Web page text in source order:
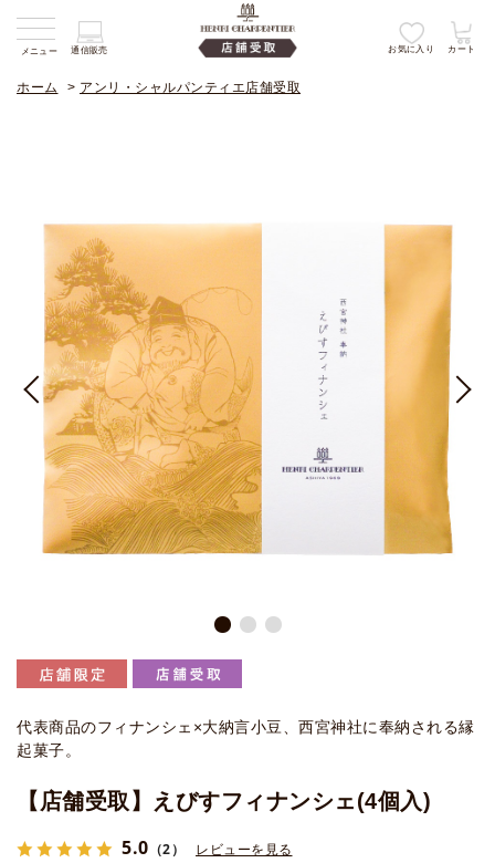
メニュー 通信販売 お気に入り カート
ホーム > アンリ・シャルパンティエ店舗受取
代表商品のフィナンシェ×大納言小豆、西宮神社に奉納される縁
起菓子。
【店舗受取】えびすフィナンシェ(4個入)
5.0 （2） レビューを見る